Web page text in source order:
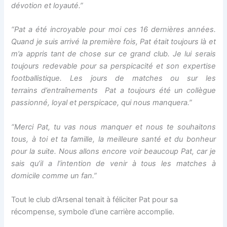
dévotion et loyauté.”
“Pat a été incroyable pour moi ces 16 dernières années.
Quand je suis arrivé la première fois, Pat était toujours là et
m’a appris tant de chose sur ce grand club. Je lui serais
toujours redevable pour sa perspicacité et son expertise
footballistique. Les jours de matches ou sur les
terrains d’entraînements Pat a toujours été un collègue
passionné, loyal et perspicace, qui nous manquera.”
“Merci Pat, tu vas nous manquer et nous te souhaitons
tous, à toi et ta famille, la meilleure santé et du bonheur
pour la suite. Nous allons encore voir beaucoup Pat, car je
sais qu’il a l’intention de venir à tous les matches à
domicile comme un fan.”
Tout le club d’Arsenal tenait à féliciter Pat pour sa
récompense, symbole d’une carrière accomplie.